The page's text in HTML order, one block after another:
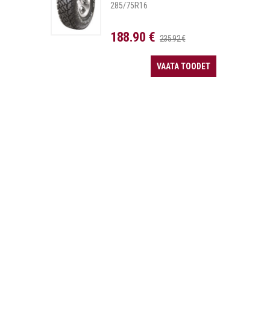
285/75R16
188.90 € 235.92 €
VAATA TOODET